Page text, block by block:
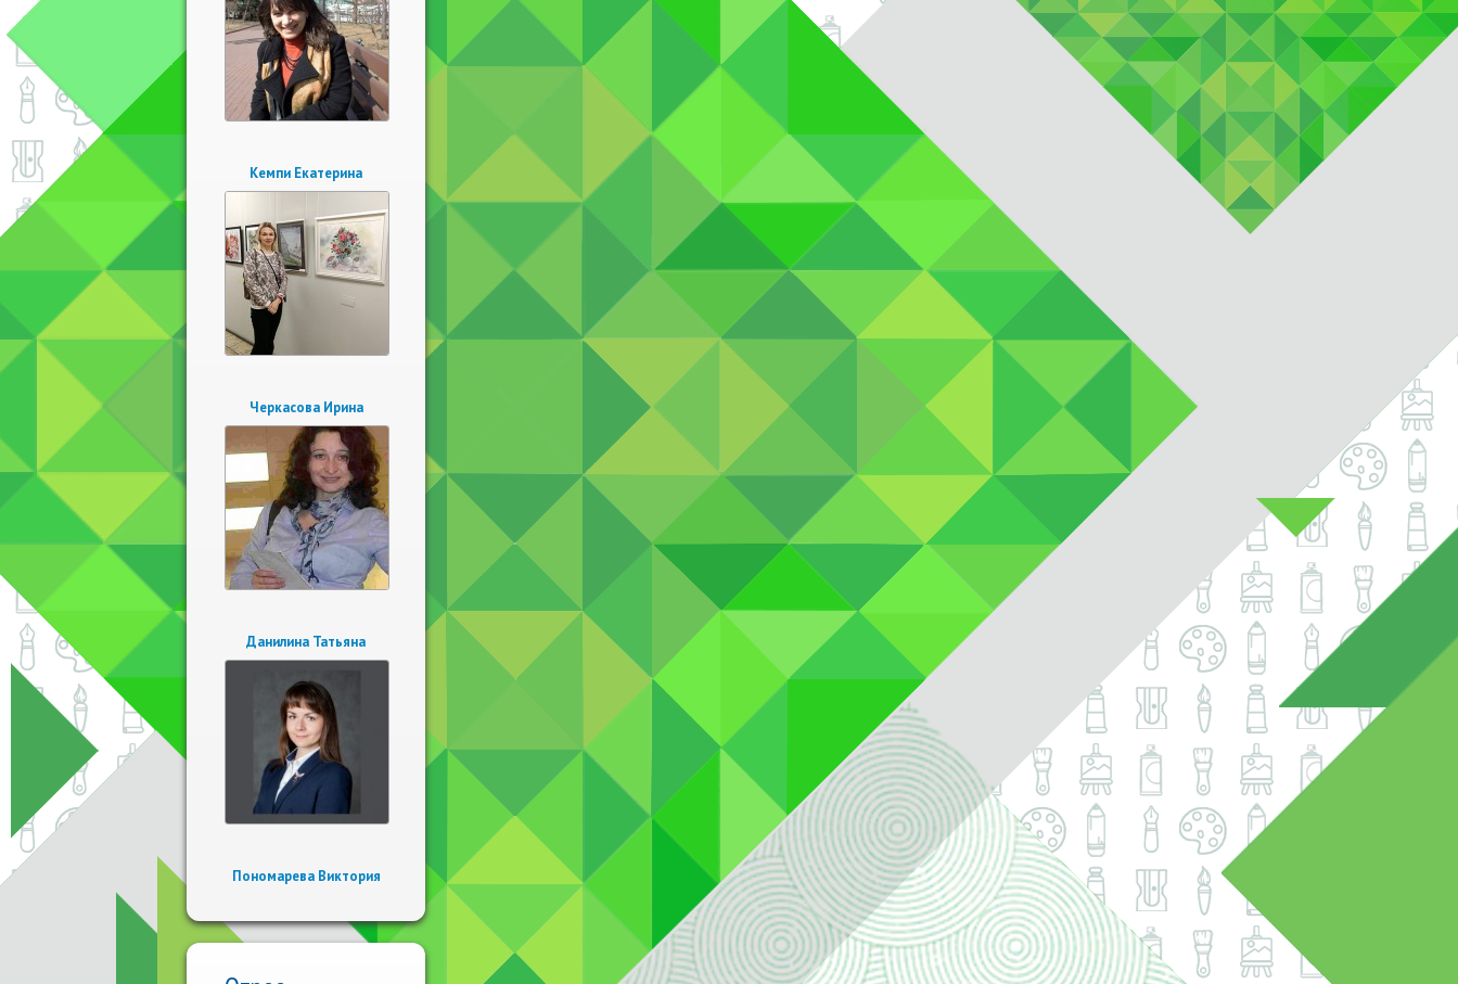
Кемпи Екатерина
Черкасова Ирина
Данилина Татьяна
Пономарева Виктория